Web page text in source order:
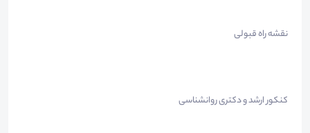
نقشه راه قبولی
کنکور ارشد و دکتری روانشناسی